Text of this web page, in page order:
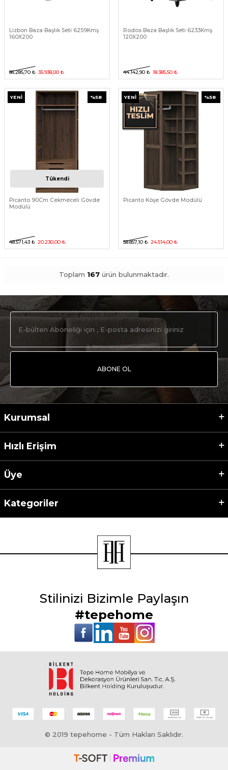
Lizbon Baza Başlık Seti 6259Kmş
160X200
86.285,70 ₺ 35.938,00 ₺
Rodos Baza Başlık Seti 6233Kmş
120X200
44.142,90 ₺ 18.385,50 ₺
%58
YENI
Tükendi
Picanto 90Cm Cekmecelı Gövde
Modülü
48.571,43 ₺ 20.230,00 ₺
%58
YENI
Picanto Köşe Gövde Modülü
58.857,10 ₺ 24.514,00 ₺
Toplam 167 ürün bulunmaktadır.
ABONE OL
Kurumsal
Hızlı Erişim
Üye
Kategoriler
Stilinizi Bizimle Paylaşın
#tepehome
© 2019 tepehome - Tüm Hakları Saklıdır.